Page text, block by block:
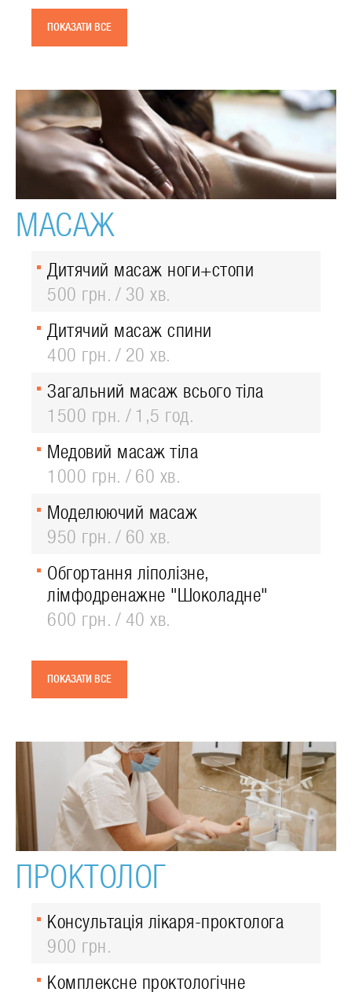
ПОКАЗАТИ ВСЕ
МАСАЖ
Дитячий масаж ноги+стопи
500 грн.
30 хв.
Дитячий масаж спини
400 грн.
20 хв.
Загальний масаж всього тіла
1500 грн.
1,5 год.
Медовий масаж тіла
1000 грн.
60 хв.
Моделюючий масаж
950 грн.
60 хв.
Обгортання ліполізне,
лімфодренажне "Шоколадне"
600 грн.
40 хв.
ПОКАЗАТИ ВСЕ
ПРОКТОЛОГ
Консультація лікаря-проктолога
900 грн.
Комплексне проктологічне